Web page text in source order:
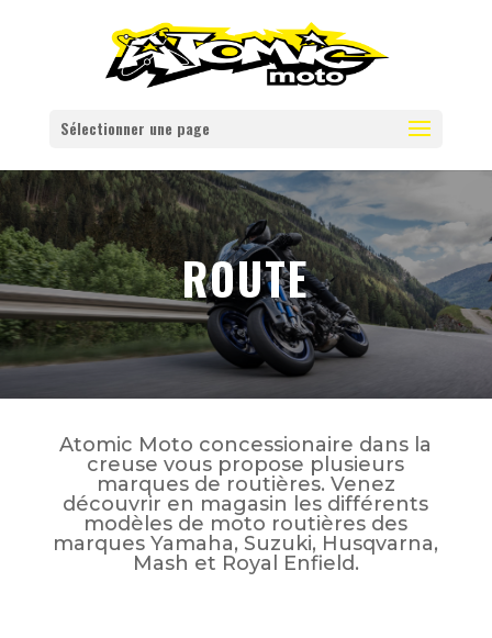
Sélectionner une page
ROUTE
Atomic Moto concessionaire dans la
creuse vous propose plusieurs
marques de routières. Venez
découvrir en magasin les différents
modèles de moto routières des
marques Yamaha, Suzuki, Husqvarna,
Mash et Royal Enfield.